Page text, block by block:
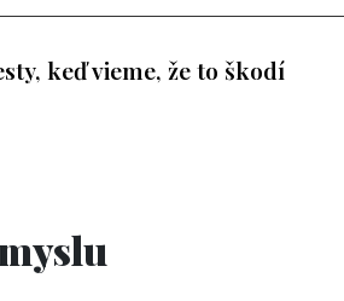
keď vieme, že to škodí